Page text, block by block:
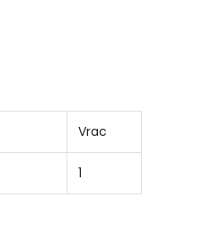
Vrac
1